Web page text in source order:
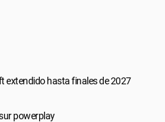
extendido hasta finales de 2027
powerplay